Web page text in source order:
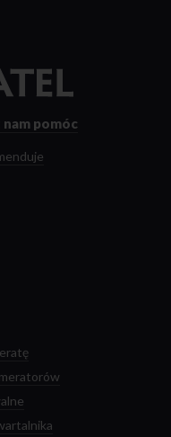
strony
nam pomóc